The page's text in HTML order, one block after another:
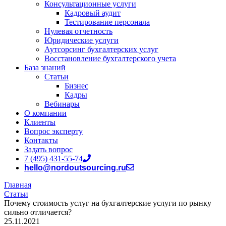
Консультационные услуги
Кадровый аудит
Тестирование персонала
Нулевая отчетность
Юридические услуги
Аутсорсинг бухгалтерских услуг
Восстановление бухгалтерского учета
База знаний
Статьи
Бизнес
Кадры
Вебинары
О компании
Клиенты
Вопрос эксперту
Контакты
Задать вопрос
7 (495) 431-55-74
hello@nordoutsourcing.ru
Главная
Статьи
Почему стоимость услуг на бухгалтерские услуги по рынку
сильно отличается?
25.11.2021